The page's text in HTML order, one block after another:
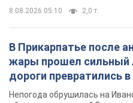
8.08.2026 05:10 2,0 т.
В Прикарпатье после
жары прошел сильный
дороги превратились
Непогода обрушилась на